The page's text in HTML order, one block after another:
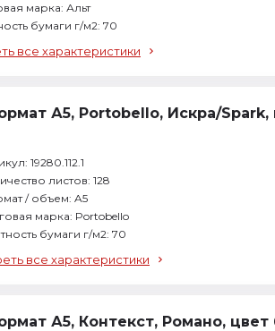
марка: Альт
бумаги г/м2: 70
все характеристики
А5, Portobello, Искра/Spark,
19280.112.1
листов: 128
/ объем: A5
марка: Portobello
бумаги г/м2: 70
все характеристики
А5, Контекст, Романо,